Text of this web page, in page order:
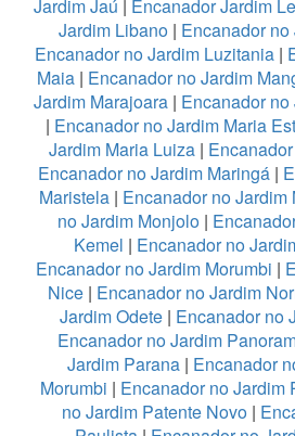
Jardim Jaú | Encanador Jardim
Jardim Libano | Encanador
Encanador no Jardim Luzitania|
Maia| Encanador no Jardim
Jardim Marajoara | Encanador
| Encanador no Jardim Maria
Jardim Maria Luiza|
Encanador no Jardim Maringá |
Maristela | Encanador no Jardim
no Jardim Monjolo|
Kemel | Encanador no
Encanador no Jardim Morumbi |
Nice| Encanador no Jardim
Jardim Odete| Encanador no
Encanador no Jardim
Jardim Parana | Encanador
Morumbi | Encanador no Jardim
no Jardim Patente Novo|